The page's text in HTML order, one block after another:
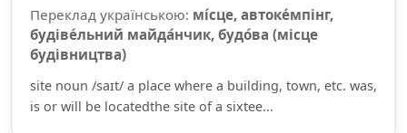
Переклад українською: мі́сце, автоке́мпінг,
будіве́льний майда́нчик, будо́ва (місце
будівництва)
site noun /saɪt/ a place where a building, town, etc. was,
is or will be locatedthe site of a sixtee...